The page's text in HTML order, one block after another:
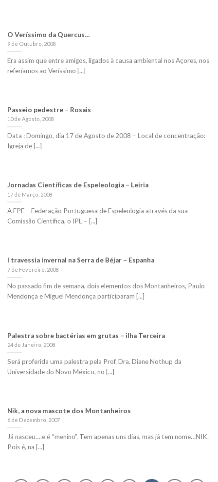
O Veríssimo da Quercus…
9 de Outubro, 2008
Era assim que entre amigos, ligados à causa ambiental nos Açores, nos
referíamos ao Veríssimo [...]
Passeio pedestre – Rosais
10 de Agosto, 2008
Data : Domingo, dia 17 de Agosto de 2008 – Local de concentração:
Igreja de [...]
Jornadas Científicas de Espeleologia – Leiria
17 de Março, 2008
A FPE – Federação Portuguesa de Espeleologia através da sua
Comissão Científica, o IPL – [...]
I travessia invernal na Serra de Béjar – Espanha
7 de Fevereiro, 2008
No passado fim de semana, dois elementos dos Montanheiros, Paulo
Mendonça e Miguel Mendonça participaram [...]
Palestra sobre bactérias em grutas – ilha Terceira
24 de Janeiro, 2008
Será proferida uma palestra pela Prof. Dra. Diane Nothup da
Universidade do Novo México, no [...]
Nik, a nova mascote dos Montanheiros
6 de Dezembro, 2007
Já nasceu….e é “menino”. Tem apenas uns dias, mas já tem nome…NIK.
Pois é, na [...]